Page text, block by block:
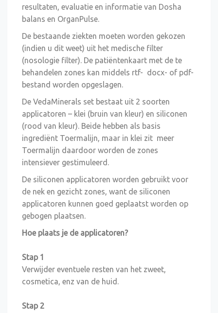
resultaten, evaluatie en informatie van Dosha
balans en OrganPulse.
De bestaande ziekten moeten worden gekozen
(indien u dit weet) uit het medische filter
(nosologie filter). De patiëntenkaart met de te
behandelen zones kan middels rtf- docx- of pdf-
bestand worden opgeslagen.
De VedaMinerals set bestaat uit 2 soorten
applicatoren – klei (bruin van kleur) en siliconen
(rood van kleur). Beide hebben als basis
ingrediënt Toermalijn, maar in klei zit meer
Toermalijn daardoor worden de zones
intensiever gestimuleerd.
De siliconen applicatoren worden gebruikt voor
de nek en gezicht zones, want de siliconen
applicatoren kunnen goed geplaatst worden op
gebogen plaatsen.
Hoe plaats je de applicatoren?
Stap 1
Verwijder eventuele resten van het zweet,
cosmetica, enz van de huid.
Stap 2